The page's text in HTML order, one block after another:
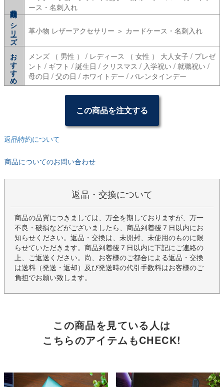
ース・名刺入れ
シリーズ 革小物 レザーアクセサリー ＞ カードケース・名刺入れ
おすすめ
メンズ （ 男性 ） / レディース （ 女性 ） 大人女子 / プレゼ
ント / ギフト / 誕生日 / クリスマス / 入学祝い / 就職祝い /
母の日 / 父の日 / ホワイトデー / バレンタインデー
この商品を注文する
返品特約について
商品についてのお問い合わせ
返品・交換について
商品の品質につきましては、万全を期しておりますが、万一
不良・破損などがございましたら、商品到着後７日以内にお
知らせください。返品・交換は、未開封、未使用のものに限
らせていただきます。商品到着後７日以内に下記にご連絡の
上、ご返送ください。尚、お客様のご都合による返品・交換
は送料（発送・返却）及び発送時の代引手数料はお客様のご
負担でお願い致します。
この商品を見ている人は
こちらのアイテムもCHECK!